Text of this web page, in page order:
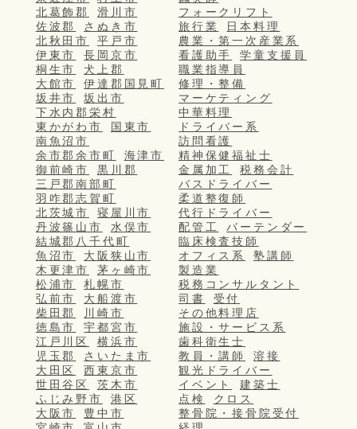
北葛飾郡
滑川市
佐波郡
さぬき市
北秋田市
平戸市
伊東市
長岡京市
桐生市
犬上郡
大館市
伊達郡国見町
坂井市
坂出市
下水内郡栄村
東かがわ市
国東市
南魚沼市
余市郡余市町
海津市
御前崎市
黒川郡
三戸郡南部町
羽咋郡志賀町
北茨城市
寝屋川市
丹波篠山市
水俣市
結城郡八千代町
魚沼市
大阪狭山市
木更津市
茅ヶ崎市
松浦市
札幌市
弘前市
大船渡市
柴田郡
川崎市
徳島市
宇都宮市
江戸川区
横浜市
児玉郡
さいたま市
大田区
西東京市
世田谷区
茨木市
ふじみ野市
港区
大阪市
豊中市
フォークリフト
旅行業
日本料理
農業・第一次産業系
看護助手
学童支援員
職業指導員
修理・整備
マーケティング
中華料理
ドライバー系
訪問看護
精神保健福祉士
金属加工
税務会計
バスドライバー
柔道整復師
代行ドライバー
配管工
バーテンダー
臨床検査技師
オフィス系
塾講師
製造業
税務コンサルタント
司書
受付
その他料理店
施設・サービス系
歯科衛生士
教員・講師
溶接
観光ドライバー
イベント
建築士
点検
クロス
整骨院・接骨院受付